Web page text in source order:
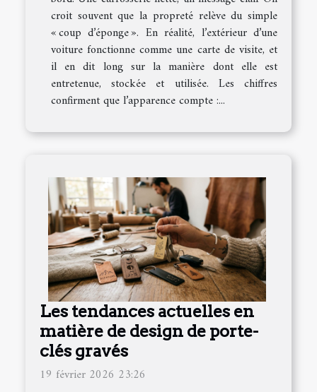
croit souvent que la propreté relève du simple
« coup d’éponge ». En réalité, l’extérieur d’une
voiture fonctionne comme une carte de visite, et
il en dit long sur la manière dont elle est
entretenue, stockée et utilisée. Les chiffres
confirment que l’apparence compte :...
Les tendances actuelles en
matière de design de porte-
clés gravés
19 février 2026 23:26